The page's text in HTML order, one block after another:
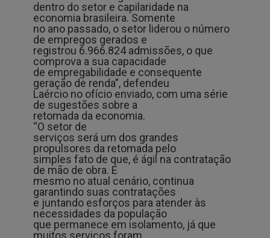
dentro do setor e capilaridade na
economia brasileira. Somente
no ano passado, o setor liderou o número
de empregos gerados e
registrou 6.966.824 admissões, o que
comprova a sua capacidade
de empregabilidade e consequente
geração de renda”, defendeu
Laércio no ofício enviado, com uma série
de sugestões sobre a
retomada da economia.
“O setor de
serviços será um dos grandes
propulsores da retomada pelo
simples fato de que, é ágil na contratação
de mão de obra. E
mesmo no atual cenário, continua
garantindo suas contratações
e juntando esforços para atender às
necessidades da população
que permanece em isolamento, já que
muitos serviços foram